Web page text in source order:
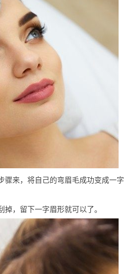
骤来，将自己的弯眉毛成功变成一字
，留下一字眉形就可以了。